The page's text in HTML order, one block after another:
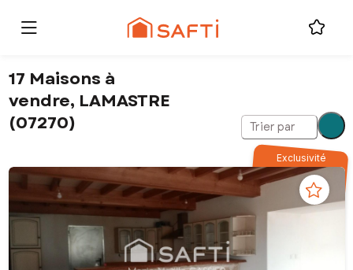
17 Maisons à
vendre, LAMASTRE
(07270)
Trier par
Exclusivité